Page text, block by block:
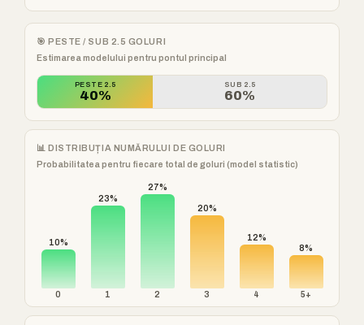
🎯 PESTE / SUB 2.5 GOLURI
Estimarea modelului pentru pontul principal
PESTE 2.5
40%
SUB 2.5
60%
📊 DISTRIBUȚIA NUMĂRULUI DE GOLURI
Probabilitatea pentru fiecare total de goluri (model statistic)
10%
0
23%
1
27%
2
20%
3
12%
4
8%
5+